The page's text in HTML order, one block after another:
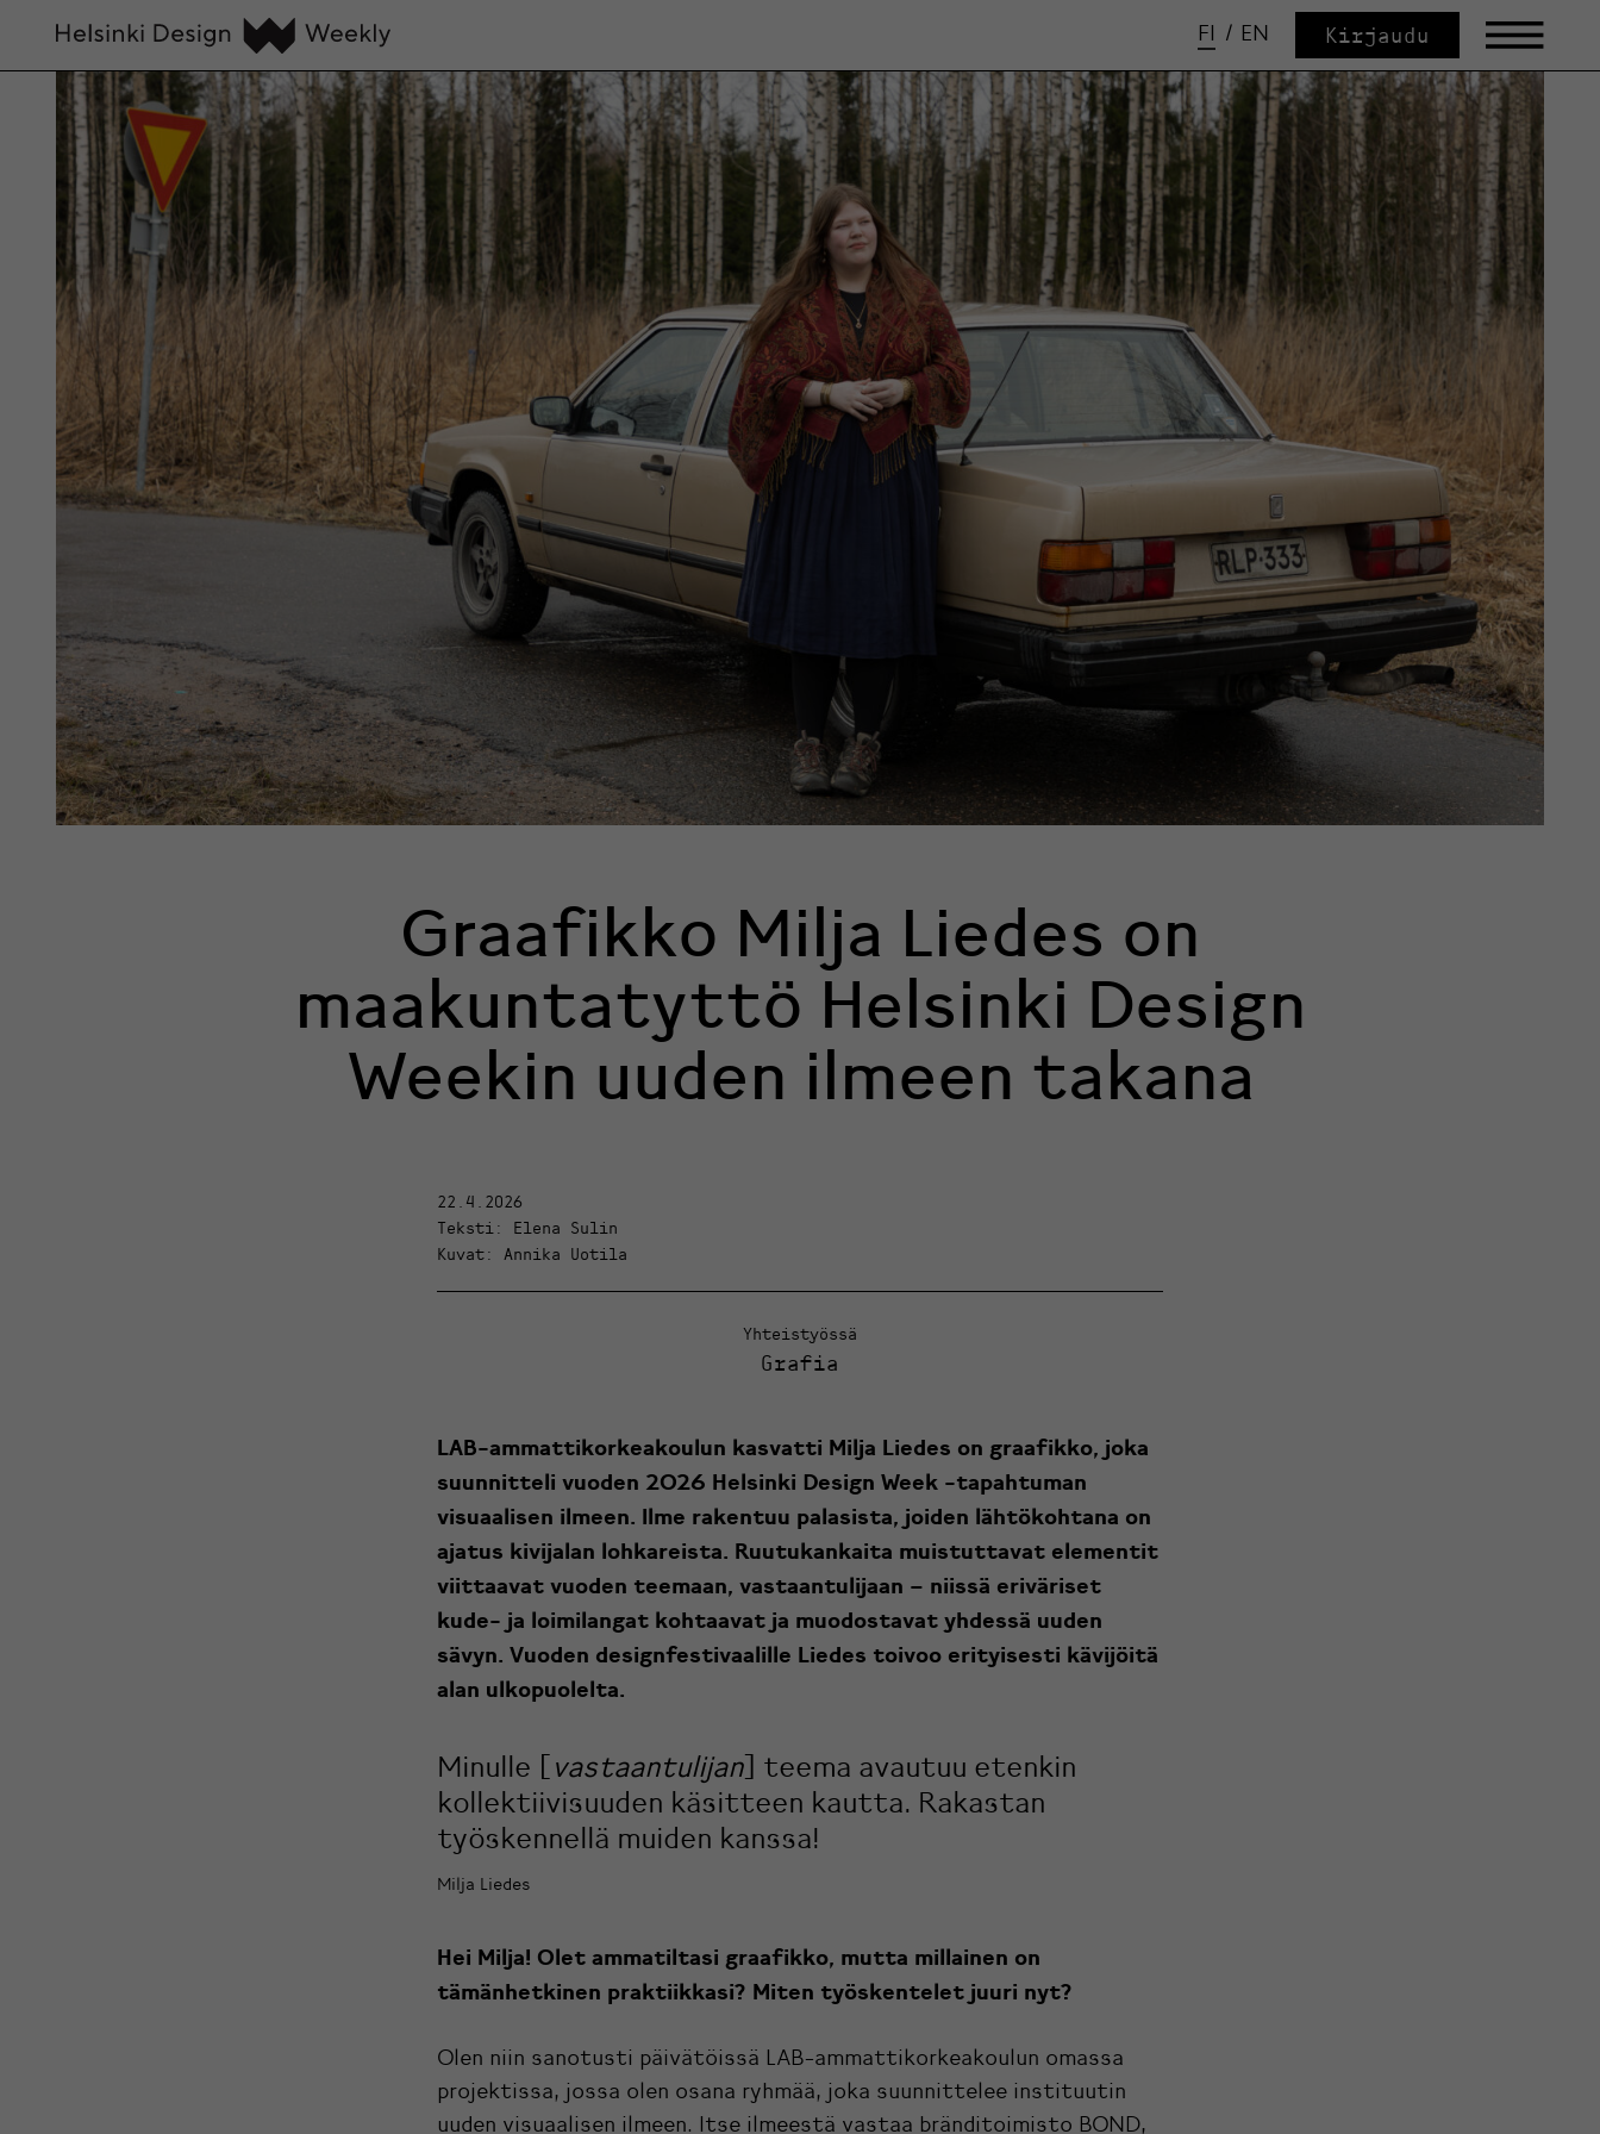
FI / EN Kirjaudu
Graafikko Milja Liedes on
maakuntatyttö Helsinki Design
Weekin uuden ilmeen takana
22.4.2026
Teksti: Elena Sulin
Kuvat: Annika Uotila
Yhteistyössä
Grafia
LAB-ammattikorkeakoulun kasvatti Milja Liedes on graafikko, joka
suunnitteli vuoden 2026 Helsinki Design Week -tapahtuman
visuaalisen ilmeen. Ilme rakentuu palasista, joiden lähtökohtana on
ajatus kivijalan lohkareista. Ruutukankaita muistuttavat elementit
viittaavat vuoden teemaan, vastaantulijaan – niissä eriväriset
kude- ja loimilangat kohtaavat ja muodostavat yhdessä uuden
sävyn. Vuoden designfestivaalille Liedes toivoo erityisesti kävijöitä
alan ulkopuolelta.
Minulle [vastaantulijan] teema avautuu etenkin
kollektiivisuuden käsitteen kautta. Rakastan
työskennellä muiden kanssa!
Milja Liedes
Hei Milja! Olet ammatiltasi graafikko, mutta millainen on
tämänhetkinen praktiikkasi? Miten työskentelet juuri nyt?
Olen niin sanotusti päivätöissä LAB-ammattikorkeakoulun omassa
projektissa, jossa olen osana ryhmää, joka suunnittelee instituutin
uuden visuaalisen ilmeen. Itse ilmeestä vastaa bränditoimisto BOND,